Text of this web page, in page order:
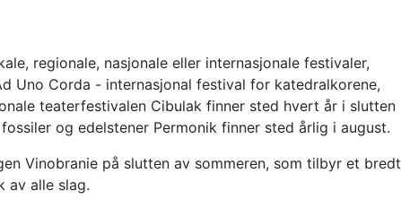
regionale, nasjonale eller internasjonale festivaler,
Uno Corda - internasjonal festival for katedralkorene,
teaterfestivalen Cibulak finner sted hvert år i slutten
og edelstener Permonik finner sted årlig i august.
Vinobranie på slutten av sommeren, som tilbyr et bredt
av alle slag.